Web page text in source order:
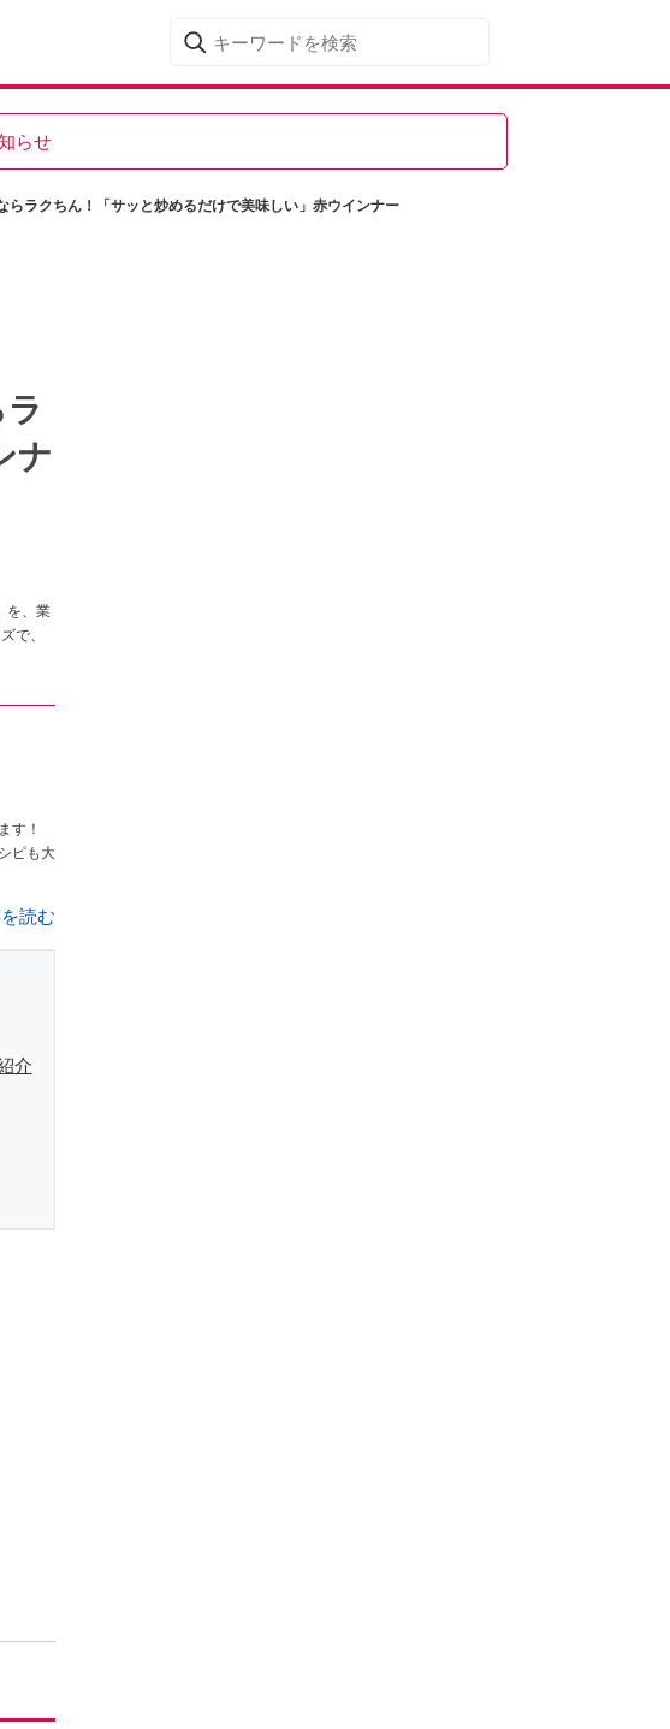
らせ
ラクちん！「サッと炒めるだけで美味しい」赤ウインナー
ナ
を、業
で、
す！
ピも大
読む
介